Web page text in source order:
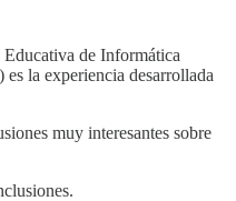
de Informática
la experiencia desarrollada
muy interesantes sobre